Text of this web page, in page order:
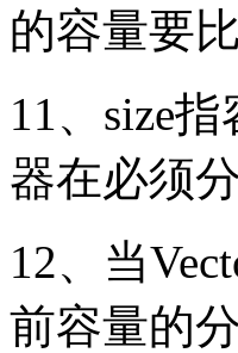
的容量要
11、size
器在必须
12、当
前容量的